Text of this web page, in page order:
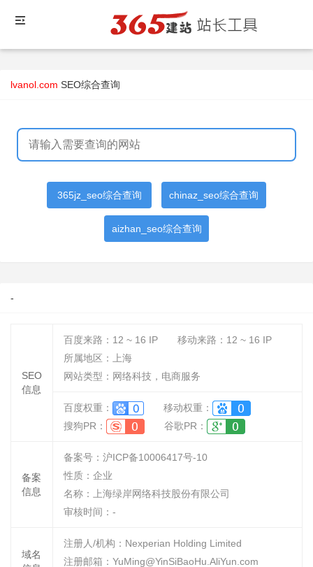
lvanol.com SEO综合查询
365jz_seo综合查询 chinaz_seo综合查询
aizhan_seo综合查询
-
SEO
信息
百度来路： 12 ~ 16 IP 移动来路： 12 ~ 16 IP
所属地区：上海
网站类型：网络科技，电商服务
百度权重：
移动权重：
搜狗PR：
谷歌PR：
备案
信息
备案号：沪ICP备10006417号-10
性质： 企业
名称：
上海绿岸网络科技股份有限公司
审核时间： -
域名
注册人/机构：Nexperian Holding Limited
注册邮箱：YuMing@YinSiBaoHu.AliYun.com